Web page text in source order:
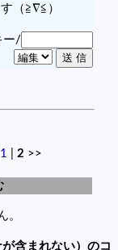
（≧∇≦）
ー/
1 2 >>
。
含まれない）のコ